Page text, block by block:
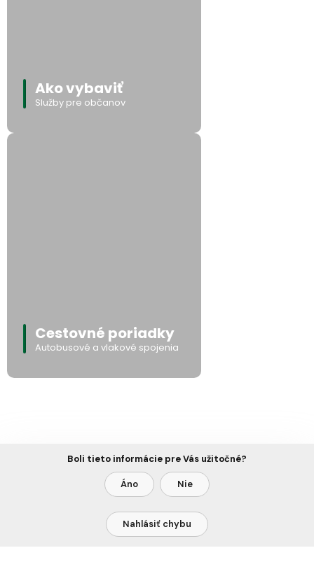
Ako vybaviť
Služby pre občanov
Cestovné poriadky
Autobusové a vlakové spojenia
Boli tieto informácie pre Vás užitočné?
Áno Nie
Nahlásiť chybu